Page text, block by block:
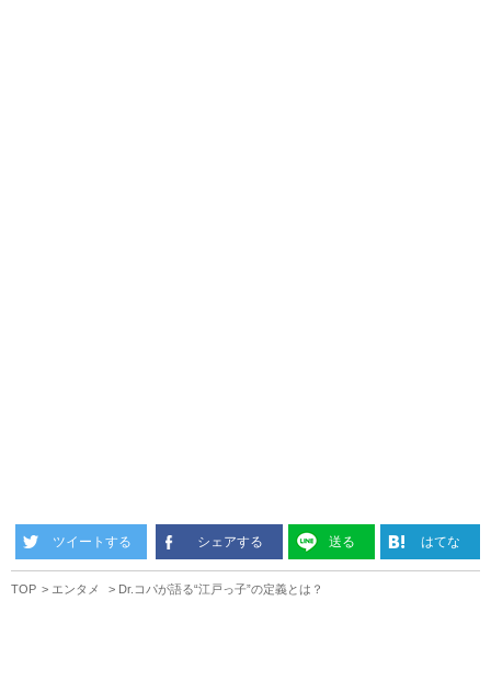
ツイートする シェアする 送る はてな
TOP エンタメ Dr.コパが語る“江戸っ子”の定義とは？